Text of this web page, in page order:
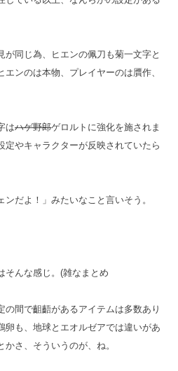
が同じ為、ヒエンの佩刀も菊一文字と
ンのは本物、プレイヤーのは贋作、
はハゲ野郎ゲロルトに強化を施されま
定やキャラクターが反映されていたら
ンだよ！」みたいなこと言いそう。
そんな感じ。(雑なまとめ
の間で齟齬があるアイテムは多数あり
卵も、地球とエオルゼアでは違いがあ
さ、そういうのが、ね。